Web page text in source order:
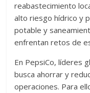
reabastecimiento
alto riesgo hídrico y
potable y
enfrentan retos de
En PepsiCo, líderes
busca ahorrar y
operaciones. Para